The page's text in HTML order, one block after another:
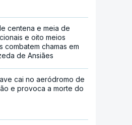
centena e meia de
e oito meios
combatem chamas em
de Ansiães
cai no aeródromo de
e provoca a morte do